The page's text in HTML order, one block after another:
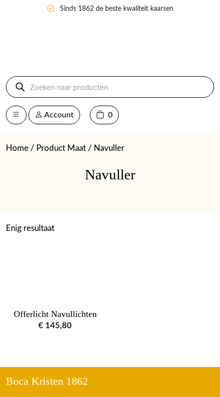
Sinds 1862 de beste kwaliteit kaarsen
Producten
zoeken
Account 0
Home / Product Maat / Navuller
Navuller
Enig resultaat
Offerlicht Navullichten
€ 145,80
Boca Kristen 1862